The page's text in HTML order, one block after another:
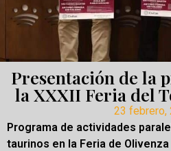
Presentación de la
la XXXII Feria del
23 febrero,
Programa de actividades
taurinos en la Feria de Olivenza